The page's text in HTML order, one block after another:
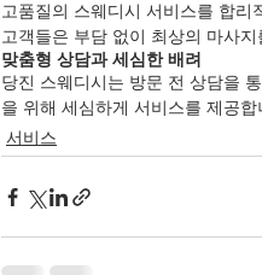
고품질의 스웨디시 서비스를 합리
고객들은 부담 없이 최상의 마사
맞춤형 상담과 세심한 배려
당진 스웨디시는 방문 전 상담을
을 위해 세심하게 서비스를 제공합
서비스